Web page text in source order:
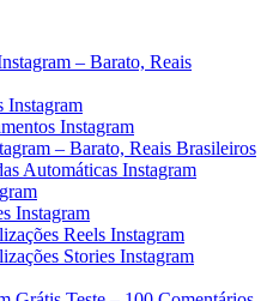
– Barato, Reais
Instagram
Instagram
– Barato, Reais Brasileiros
Automáticas Instagram
Instagram
Reels Instagram
Stories Instagram